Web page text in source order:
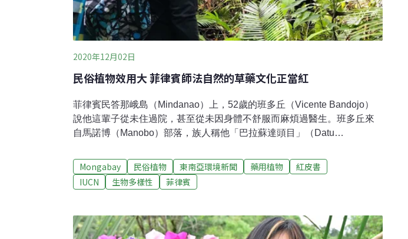
2020年12月02日
民俗植物效用大 菲律賓師法自然的草藥文化正當紅
菲律賓民答那峨島（Mindanao）上，52歲的班多丘（Vicente Bandojo）
說他這輩子從未住過院，甚至從未因身體不舒服而麻煩過醫生。班多丘來
自馬諾博（Manobo）部落，族人稱他「巴拉蘇達頭目」（Datu
他們住在菲律賓南阿古桑省（Agusan del Sur）以及民答那峨島南部的其他
區域。早在幾世紀前，他們的族群存續就因外國人及移民的到來而受到威
脅，但卻一直將自己的文化保存得很好——而這文化深植於大自然當中。
勞力、狩獵為生。儘管如此，他們擁有一個公開的秘密寶藏，那就是祖先
流傳下來、極為可觀的民俗草藥知識；他們相信這些草藥能讓所有惡疾退
Mongabay 民俗植物 東南亞環境新聞 藥用植物
紅皮書
IUCN
生物多樣性 菲律賓